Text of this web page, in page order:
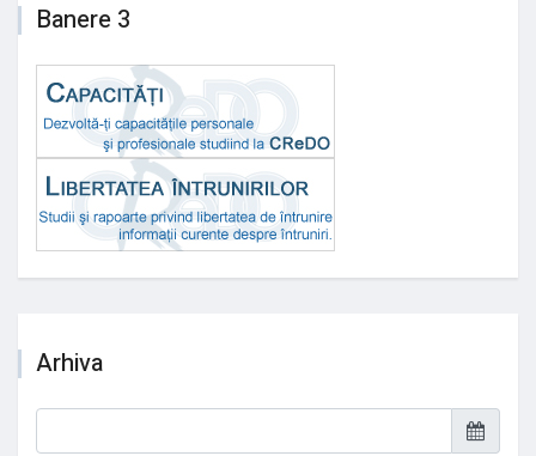
Banere 3
Arhiva